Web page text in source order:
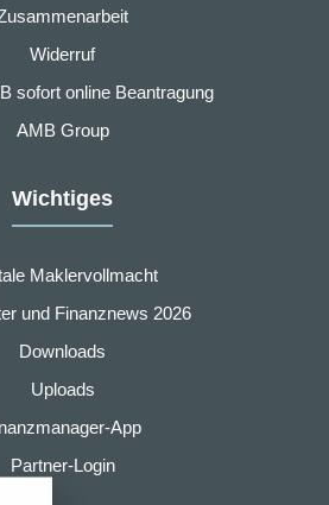
Widerruf
sofort online Beantragung
AMB Group
Wichtiges
Maklervollmacht
und Finanznews 2026
Downloads
Uploads
App
Partner-Login